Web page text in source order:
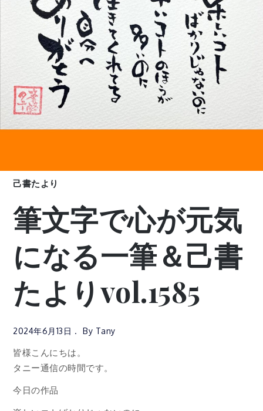
己書たより
筆文字で心が元気
になる一筆＆己書
たよりvol.1585
2024年6月13日 By Tany
皆様こんにちは。
タニー通信の時間です。
今日の作品